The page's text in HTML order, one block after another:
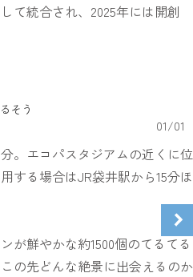
て統合され、2025年には開創
そう
01/01
。エコパスタジアムの近くに位
する場合はJR袋井駅から15分ほ
が鮮やかな約1500個のてるてる
の先どんな絶景に出会えるのか